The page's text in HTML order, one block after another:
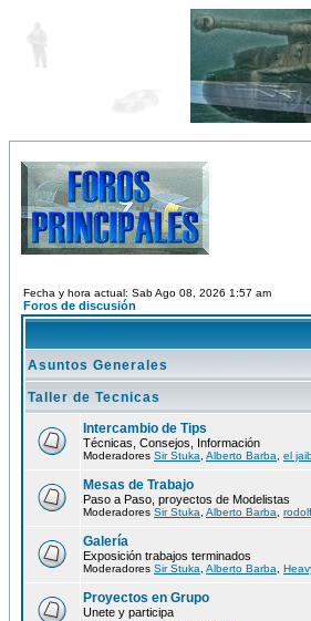
Fecha y hora actual: Sab Ago 08, 2026 1:57 am
Foros de discusión
Asuntos Generales
Taller de Tecnicas
Intercambio de Tips
Técnicas, Consejos, Información
Moderadores Sir Stuka Alberto Barba el
Mesas de Trabajo
Paso a Paso, proyectos de Modelistas
Moderadores Sir Stuka Alberto Barba
Galería
Exposición trabajos terminados
Moderadores Sir Stuka Alberto Barba
Proyectos en Grupo
Unete y participa